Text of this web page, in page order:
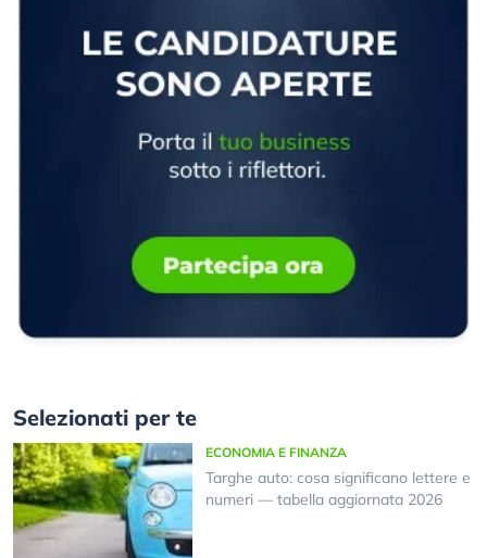
Selezionati per te
ECONOMIA E FINANZA
Targhe auto: cosa significano lettere e
numeri — tabella aggiornata 2026